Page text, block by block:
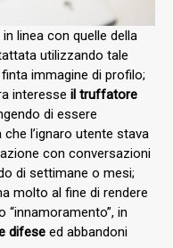
linea con quelle della
utilizzando tale
immagine di profilo;
interesse il truffatore
di essere
l’ignaro utente stava
con conversazioni
di settimane o mesi;
molto al fine di rendere
“innamoramento”, in
difese ed abbandoni